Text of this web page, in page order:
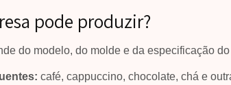
podem atender diferentes ocasiões